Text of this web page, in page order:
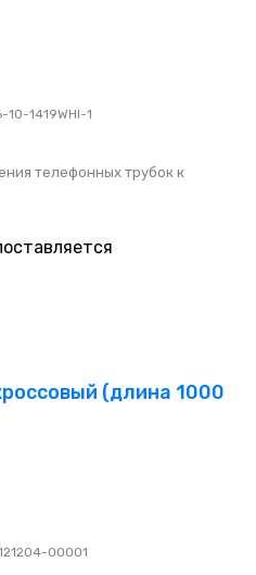
10-1419WHI-1
телефонных трубок к
(длина 1000
00001